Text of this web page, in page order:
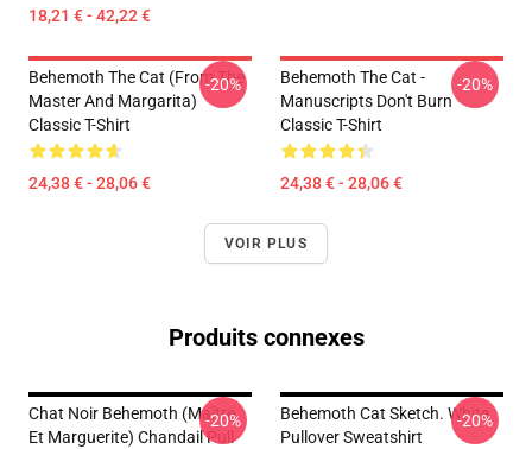
18,21 € - 42,22 €
Behemoth The Cat (from The
Master And Margarita)
Classic T-Shirt
24,38 € - 28,06 €
-20%
Behemoth The Cat -
Manuscripts Don't Burn
Classic T-Shirt
24,38 € - 28,06 €
-20%
VOIR PLUS
Produits connexes
Chat Noir Behemoth (Maître
Et Marguerite) Chandail Pull
-20%
Behemoth Cat Sketch. White
Pullover Sweatshirt
-20%